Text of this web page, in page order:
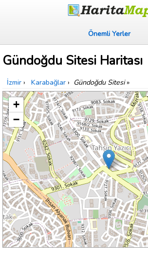
Önemli Yerler
Gündoğdu Sitesi Haritası
İzmir › Karabağlar › Gündoğdu Sitesi»
+
−